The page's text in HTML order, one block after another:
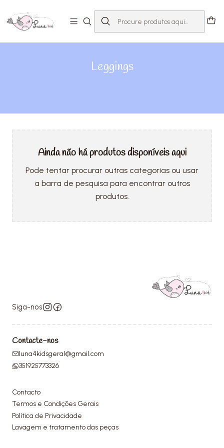
Bebé 0-24 meses Leggings
Leggings
Ainda não há produtos disponíveis aqui
Pode tentar procurar outras categorias ou usar
a barra de pesquisa para encontrar outros
produtos.
Siga-nos
Contacte-nos
luna4kidsgeral@gmail.com
351925773326
Contacto
Termos e Condições Gerais
Política de Privacidade
Lavagem e tratamento das peças